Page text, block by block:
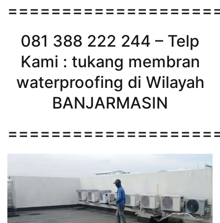
081 388 222 244 – Telp
Kami : tukang membran
waterproofing di Wilayah
BANJARMASIN